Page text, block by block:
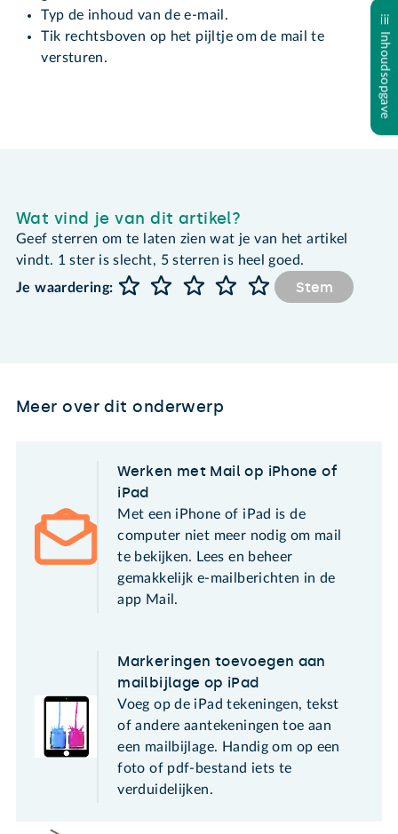
Typ de inhoud van de e-mail.
Tik rechtsboven op het pijltje om de mail te
versturen.
Inhoudsopgave
Wat vind je van dit artikel?
Geef sterren om te laten zien wat je van het artikel
vindt. 1 ster is slecht, 5 sterren is heel goed.
Je waardering:
Stem
Meer over dit onderwerp
Werken met Mail op iPhone of
iPad
Met een iPhone of iPad is de
computer niet meer nodig om mail
te bekijken. Lees en beheer
gemakkelijk e-mailberichten in de
app Mail.
Markeringen toevoegen aan
mailbijlage op iPad
Voeg op de iPad tekeningen, tekst
of andere aantekeningen toe aan
een mailbijlage. Handig om op een
foto of pdf-bestand iets te
verduidelijken.